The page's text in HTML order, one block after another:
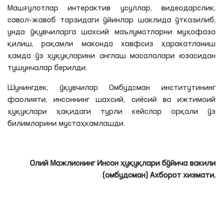
Машғулотлар интерактив усуллар, видеодарслик,
савол-жавоб тарзидаги ўйинлар шаклида ўтказилиб,
унда ўқувчиларга шахсий маълумотларни муҳофаза
қилиш, рақамли маконда хавфсиз ҳаракатланиш
ҳамда ўз ҳуқуқларини англаш масалалари юзасидан
тушунчалар берилди.
Шунингдек, ўқувчилар Омбудсман институтининг
фаолияти, инсоннинг шахсий, сиёсий ва ижтимоий
ҳуқуқлари ҳақидаги турли кейслар орқали ўз
билимларини мустаҳкамлашди.
Олий Мажлиснинг Инсон ҳуқуқлари бўйича вакили
(омбудсман) Ахборот хизмати.